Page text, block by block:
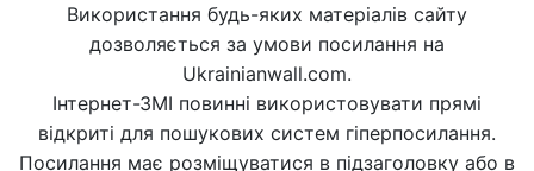
Використання будь-яких матеріалів сайту
дозволяється за умови посилання на
Ukrainianwall.com.
Інтернет-ЗМІ повинні використовувати прямі
відкриті для пошукових систем гіперпосилання.
Посилання має розміщуватися в підзаголовку або в